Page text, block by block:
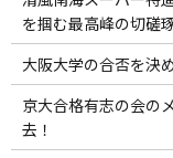
を掴む最高峰の切磋
大阪大学の合否を決
京大合格有志の会の
去！